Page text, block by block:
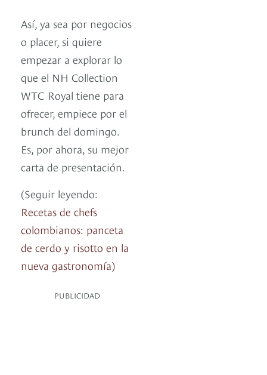
Así, ya sea por negocios
o placer, si quiere
empezar a explorar lo
que el NH Collection
WTC Royal tiene para
ofrecer, empiece por el
brunch del domingo.
Es, por ahora, su mejor
carta de presentación.
(Seguir leyendo:
Recetas de chefs
colombianos: panceta
de cerdo y risotto en la
nueva gastronomía)
PUBLICIDAD